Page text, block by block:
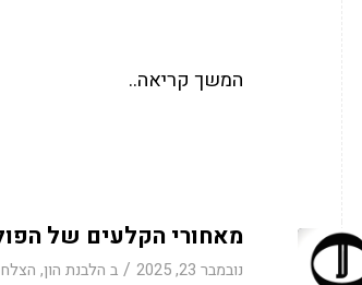
המשך קריאה..
מאחורי הקלעים של
נובמבר 23, 2025 / ב הלבנת הון,